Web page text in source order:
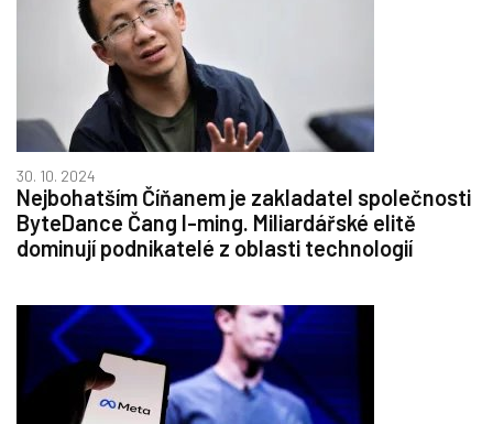
30. 10. 2024
Nejbohatším Číňanem je zakladatel společnosti
ByteDance Čang I-ming. Miliardářské elitě
dominují podnikatelé z oblasti technologií